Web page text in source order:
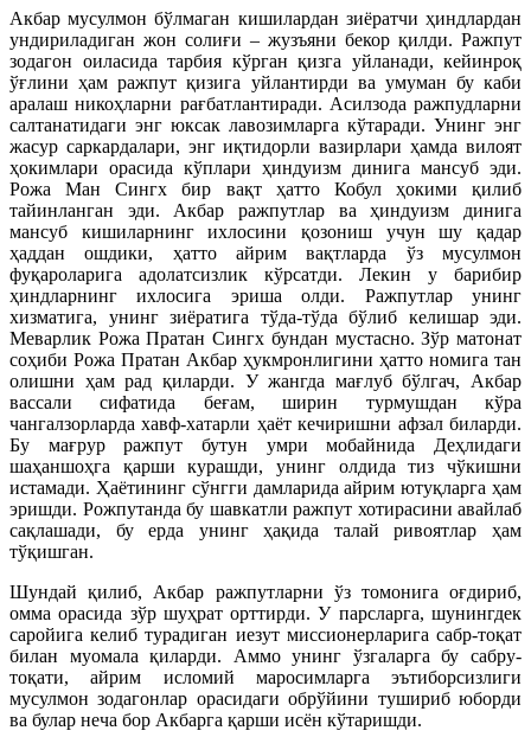
Акбар мусулмон бўлмаган кишилардан зиёратчи ҳиндлардан
ундириладиган жон солиғи – жузъяни бекор қилди. Ражпут
зодагон оиласида тарбия кўрган қизга уйланади, кейинроқ
ўғлини ҳам ражпут қизига уйлантирди ва умуман бу каби
аралаш никоҳларни рағбатлантиради. Асилзода ражпудларни
салтанатидаги энг юксак лавозимларга кўтаради. Унинг энг
жасур саркардалари, энг иқтидорли вазирлари ҳамда вилоят
ҳокимлари орасида кўплари ҳиндуизм динига мансуб эди.
Рожа Ман Сингх бир вақт ҳатто Кобул ҳокими қилиб
тайинланган эди. Акбар ражпутлар ва ҳиндуизм динига
мансуб кишиларнинг ихлосини қозониш учун шу қадар
ҳаддан ошдики, ҳатто айрим вақтларда ўз мусулмон
фуқароларига адолатсизлик кўрсатди. Лекин у барибир
ҳиндларнинг ихлосига эриша олди. Ражпутлар унинг
хизматига, унинг зиёратига тўда-тўда бўлиб келишар эди.
Меварлик Рожа Пратан Сингх бундан мустасно. Зўр матонат
соҳиби Рожа Пратан Акбар ҳукмронлигини ҳатто номига тан
олишни ҳам рад қиларди. У жангда мағлуб бўлгач, Акбар
вассали сифатида беғам, ширин турмушдан кўра
чангалзорларда хавф-хатарли ҳаёт кечиришни афзал биларди.
Бу мағрур ражпут бутун умри мобайнида Деҳлидаги
шаҳаншоҳга қарши курашди, унинг олдида тиз чўкишни
истамади. Ҳаётининг сўнгги дамларида айрим ютуқларга ҳам
эришди. Рожпутанда бу шавкатли ражпут хотирасини авайлаб
сақлашади, бу ерда унинг ҳақида талай ривоятлар ҳам
тўқишган.
Шундай қилиб, Акбар ражпутларни ўз томонига оғдириб,
омма орасида зўр шуҳрат орттирди. У парсларга, шунингдек
саройига келиб турадиган иезут миссионерларига сабр-тоқат
билан муомала қиларди. Аммо унинг ўзгаларга бу сабру-
тоқати, айрим исломий маросимларга эътиборсизлиги
мусулмон зодагонлар орасидаги обрўйини тушириб юборди
ва булар неча бор Акбарга қарши исён кўтаришди.